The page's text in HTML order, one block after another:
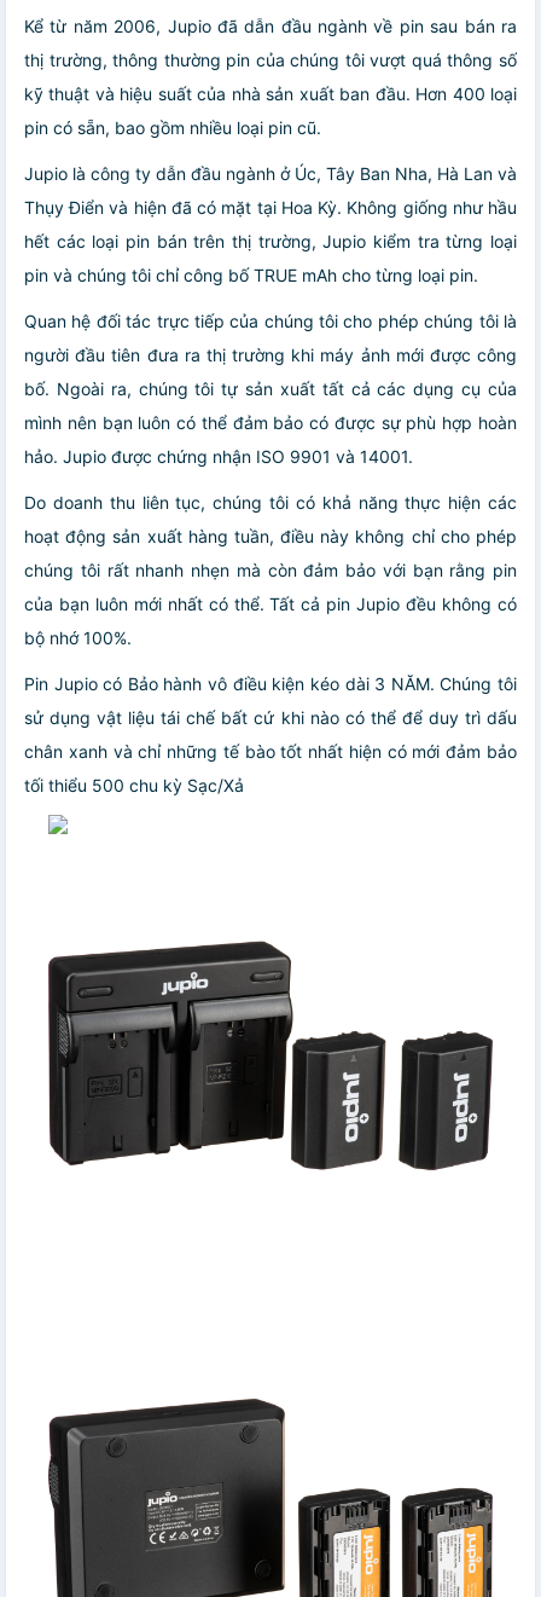
Kể từ năm 2006, Jupio đã dẫn đầu ngành về pin sau bán ra
thị trường, thông thường pin của chúng tôi vượt quá thông số
kỹ thuật và hiệu suất của nhà sản xuất ban đầu. Hơn 400 loại
pin có sẵn, bao gồm nhiều loại pin cũ.
Jupio là công ty dẫn đầu ngành ở Úc, Tây Ban Nha, Hà Lan và
Thụy Điển và hiện đã có mặt tại Hoa Kỳ. Không giống như hầu
hết các loại pin bán trên thị trường, Jupio kiểm tra từng loại
pin và chúng tôi chỉ công bố TRUE mAh cho từng loại pin.
Quan hệ đối tác trực tiếp của chúng tôi cho phép chúng tôi là
người đầu tiên đưa ra thị trường khi máy ảnh mới được công
bố. Ngoài ra, chúng tôi tự sản xuất tất cả các dụng cụ của
mình nên bạn luôn có thể đảm bảo có được sự phù hợp hoàn
hảo. Jupio được chứng nhận ISO 9901 và 14001.
Do doanh thu liên tục, chúng tôi có khả năng thực hiện các
hoạt động sản xuất hàng tuần, điều này không chỉ cho phép
chúng tôi rất nhanh nhẹn mà còn đảm bảo với bạn rằng pin
của bạn luôn mới nhất có thể. Tất cả pin Jupio đều không có
bộ nhớ 100%.
Pin Jupio có Bảo hành vô điều kiện kéo dài 3 NĂM. Chúng tôi
sử dụng vật liệu tái chế bất cứ khi nào có thể để duy trì dấu
chân xanh và chỉ những tế bào tốt nhất hiện có mới đảm bảo
tối thiểu 500 chu kỳ Sạc/Xả